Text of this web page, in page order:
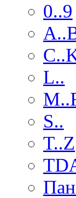
0..9
L..
S..
T..Z